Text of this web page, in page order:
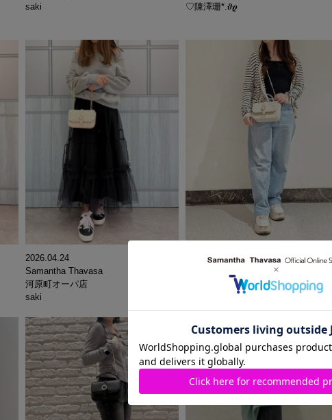
saki
♡陳澤珊*.𝝑𝝔
2026.04.24
Samantha Thavasa
河原町オーパ店
saki
2026.04.24
池袋パルコ店